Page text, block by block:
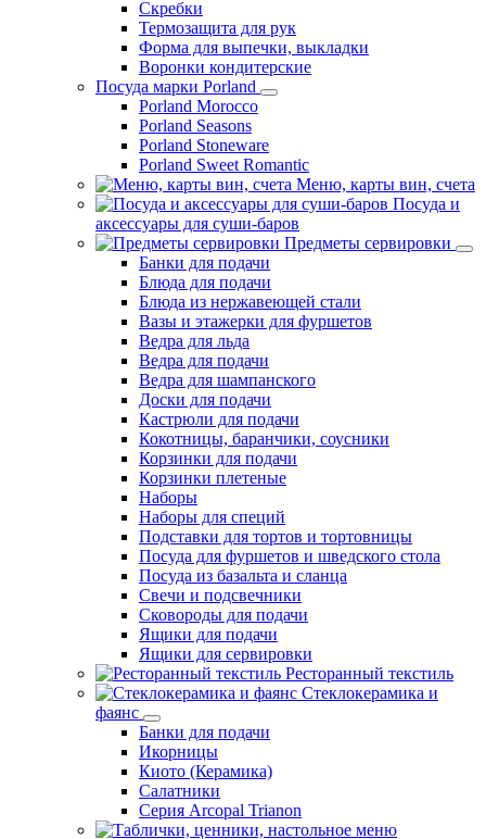
Скребки
Термозащита для рук
Форма для выпечки, выкладки
Воронки кондитерские
Посуда марки Porland
Porland Morocco
Porland Seasons
Porland Stoneware
Porland Sweet Romantic
Меню, карты вин, счета
Посуда и
аксессуары для суши-баров
Предметы сервировки
Банки для подачи
Блюда для подачи
Блюда из нержавеющей стали
Вазы и этажерки для фуршетов
Ведра для льда
Ведра для подачи
Ведра для шампанского
Доски для подачи
Кастрюли для подачи
Кокотницы, баранчики, соусники
Корзинки для подачи
Корзинки плетеные
Наборы
Наборы для специй
Подставки для тортов и тортовницы
Посуда для фуршетов и шведского стола
Посуда из базальта и сланца
Свечи и подсвечники
Сковороды для подачи
Ящики для подачи
Ящики для сервировки
Ресторанный текстиль
Стеклокерамика и
фаянс
Банки для подачи
Икорницы
Киото (Керамика)
Салатники
Серия Arcopal Trianon